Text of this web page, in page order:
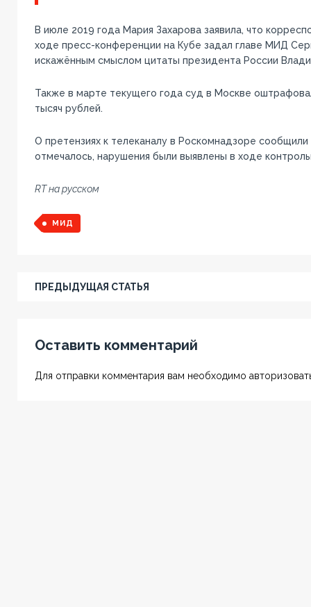
В июле 2019 года Мария Захарова заявила, что
ходе пресс-конференции на Кубе задал главе МИД
искажённым смыслом цитаты президента России
Также в марте текущего года суд в Москве
тысяч рублей.
О претензиях к телеканалу в Роскомнадзоре сообщили
отмечалось, нарушения были выявлены в ходе
RT на русском
МИД
ПРЕДЫДУЩАЯ СТАТЬЯ
Оставить комментарий
Для отправки комментария вам необходимо